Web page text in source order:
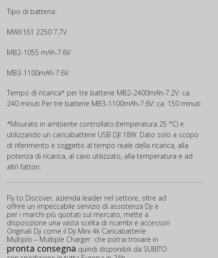
Tipo di batteria:
MWX161 2250 7.7V
MB2-1055 mAh-7.6V
MB3-1100mAh-7.6V
Tempo di ricarica* per tre batterie MB2-2400mAh-7.2V: ca.
240 minuti Per tre batterie MB3-1100mAh-7.6V: ca. 150 minuti
*Misurato in ambiente controllato (temperatura 25 °C) e
utilizzando un caricabatterie USB DJI 18W. Dato solo a scopo
di riferimento e soggetto al tempo reale della ricarica, alla
potenza di ricarica, al cavo utilizzato, alla temperatura e ad
altri fattori.
Fly to Discover, azienda leader nel settore, oltre ad
offrire un impeccabile servizio di assistenza Dji e
per i marchi più quotati sul mercato, mette a
disposizione una vasta scelta di ricambi e accessori
Originali Dji come il Dji Mini 4k Caricabatterie
Multiplo – Multiple Charger che potrai trovare in
pronta consegna quindi disponibili da SUBITO